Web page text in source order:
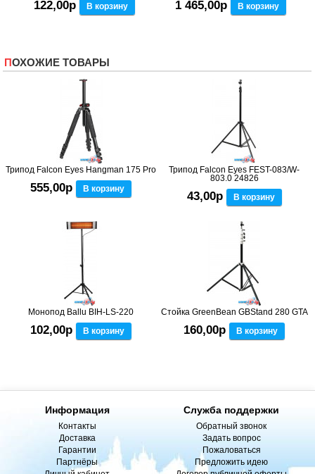
122,00р В корзину 1 465,00р В корзину
ПОХОЖИЕ ТОВАРЫ
Трипод Falcon Eyes Hangman 175 Pro
555,00р В корзину
Трипод Falcon Eyes FEST-083/W-
803.0 24826
43,00р В корзину
Монопод Ballu BIH-LS-220
102,00р В корзину
Стойка GreenBean GBStand 280 GTA
160,00р В корзину
Информация
Контакты
Доставка
Гарантии
Партнёры
Служба поддержки
Обратный звонок
Задать вопрос
Пожаловаться
Предложить идею